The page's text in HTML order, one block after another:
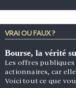
VRAI OU FAUX ?
Bourse, la vérité
Les offres
actionnaires, car
Voici tout ce que